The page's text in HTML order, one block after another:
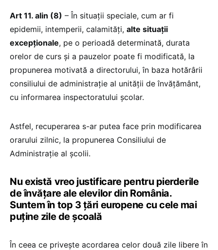
Art 11. alin (8) – În situaţii speciale, cum ar fi
epidemii, intemperii, calamităţi, alte situaţii
excepţionale, pe o perioadă determinată, durata
orelor de curs şi a pauzelor poate fi modificată, la
propunerea motivată a directorului, în baza hotărârii
consiliului de administraţie al unităţii de învăţământ,
cu informarea inspectoratului şcolar.
Astfel, recuperarea s-ar putea face prin modificarea
orarului zilnic, la propunerea Consiliului de
Administrație al școlii.
Nu există vreo justificare pentru pierderile
de învățare ale elevilor din România.
Suntem în top 3 țări europene cu cele mai
puține zile de școală
În ceea ce privește acordarea celor două zile libere în